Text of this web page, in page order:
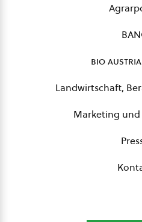
bio austria
Landwirtschaft,
Marketing